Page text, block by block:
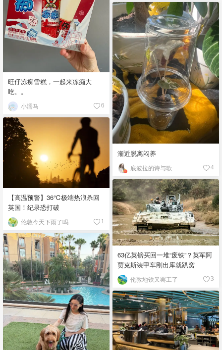
旺仔冻痴雪糕，一起来冻痴大
吃。。
小濡马 6
渐近脱离闷养
底波拉的诗与歌 4
【高温预警】36℃极端热浪杀回
英国！纪录恐打破
伦敦今天下雨了吗 1
63亿英镑买回一堆“废铁”？英军阿
贾克斯装甲车刚出库就趴窝
伦敦地铁又罢工了 3